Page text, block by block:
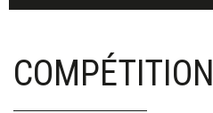
COMPÉTITION